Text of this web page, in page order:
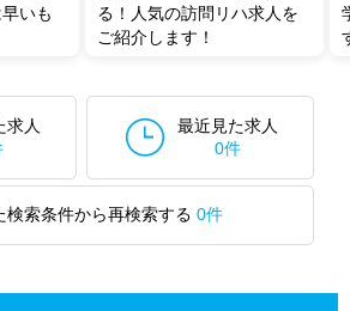
いも
る！人気の訪問リハ求人を
ご紹介します！
求人
最近見た求人
0件
検索条件から再検索する 0件